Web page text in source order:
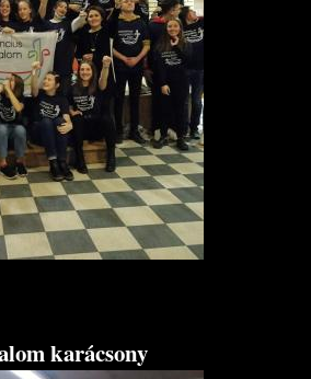
karácsony